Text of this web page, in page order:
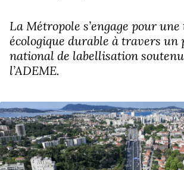
La Métropole s’engage pour
écologique durable à travers un
national de labellisation
l’ADEME.